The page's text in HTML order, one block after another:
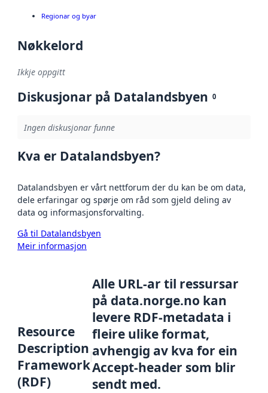
Regionar og byar
Nøkkelord
Ikkje oppgitt
Diskusjonar på Datalandsbyen 0
Ingen diskusjonar funne
Kva er Datalandsbyen?
Datalandsbyen er vårt nettforum der du kan be om data,
dele erfaringar og spørje om råd som gjeld deling av
data og informasjonsforvalting.
Gå til Datalandsbyen
Meir informasjon
Resource
Description
Framework
(RDF)
Alle URL-ar til ressursar
på data.norge.no kan
levere RDF-metadata i
fleire ulike format,
avhengig av kva for ein
Accept-header som blir
sendt med.